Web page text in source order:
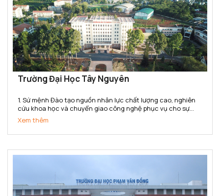
Trường Đại Học Tây Nguyên
1. Sứ mệnh Đào tạo nguồn nhân lực chất lượng cao, nghiên
cứu khoa học và chuyển giao công nghệ phục vụ cho sự
nghiệp phát triển kinh tế - xã hội. Bảo tồn và phát huy các
giá trị văn hoá của dân tộc. 2. Tầm nhìn Đến năm...
Xem thêm